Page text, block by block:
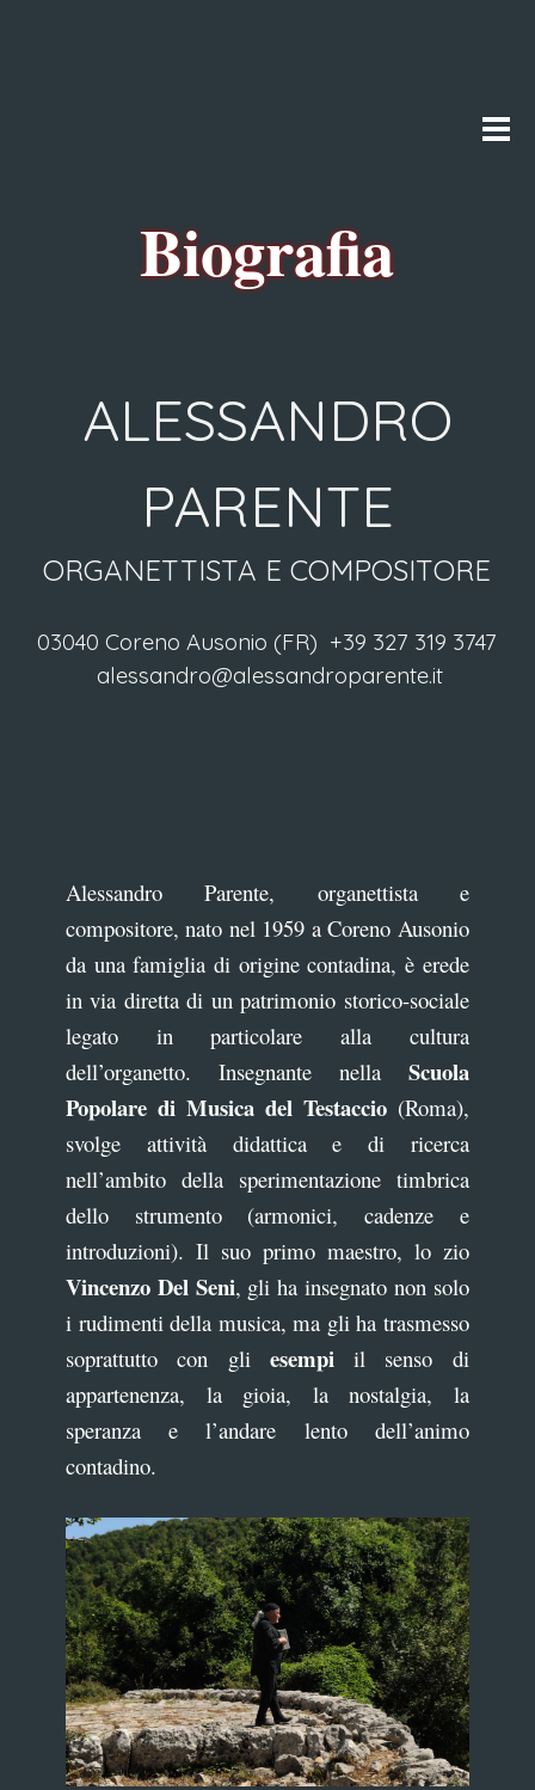
Biografia
ALESSANDRO
PARENTE
ORGANETTISTA E COMPOSITORE
03040 Coreno Ausonio (FR) +39 327 319 3747
alessandro@alessandroparente.it
Alessandro Parente, organettista e
compositore, nato nel 1959 a Coreno Ausonio
da una famiglia di origine contadina, è erede
in via diretta di un patrimonio storico-sociale
legato in particolare alla cultura
dell’organetto. Insegnante nella Scuola
Popolare di Musica del Testaccio(Roma),
svolge attività didattica e di ricerca
nell’ambito della sperimentazione timbrica
dello strumento (armonici, cadenze e
introduzioni). Il suo primo maestro, lo zio
Vincenzo Del Seni, gli ha insegnato non solo
i rudimenti della musica, ma gli ha trasmesso
soprattutto con gli esempiil senso di
appartenenza, la gioia, la nostalgia, la
speranza e l’andare lento dell’animo
contadino.